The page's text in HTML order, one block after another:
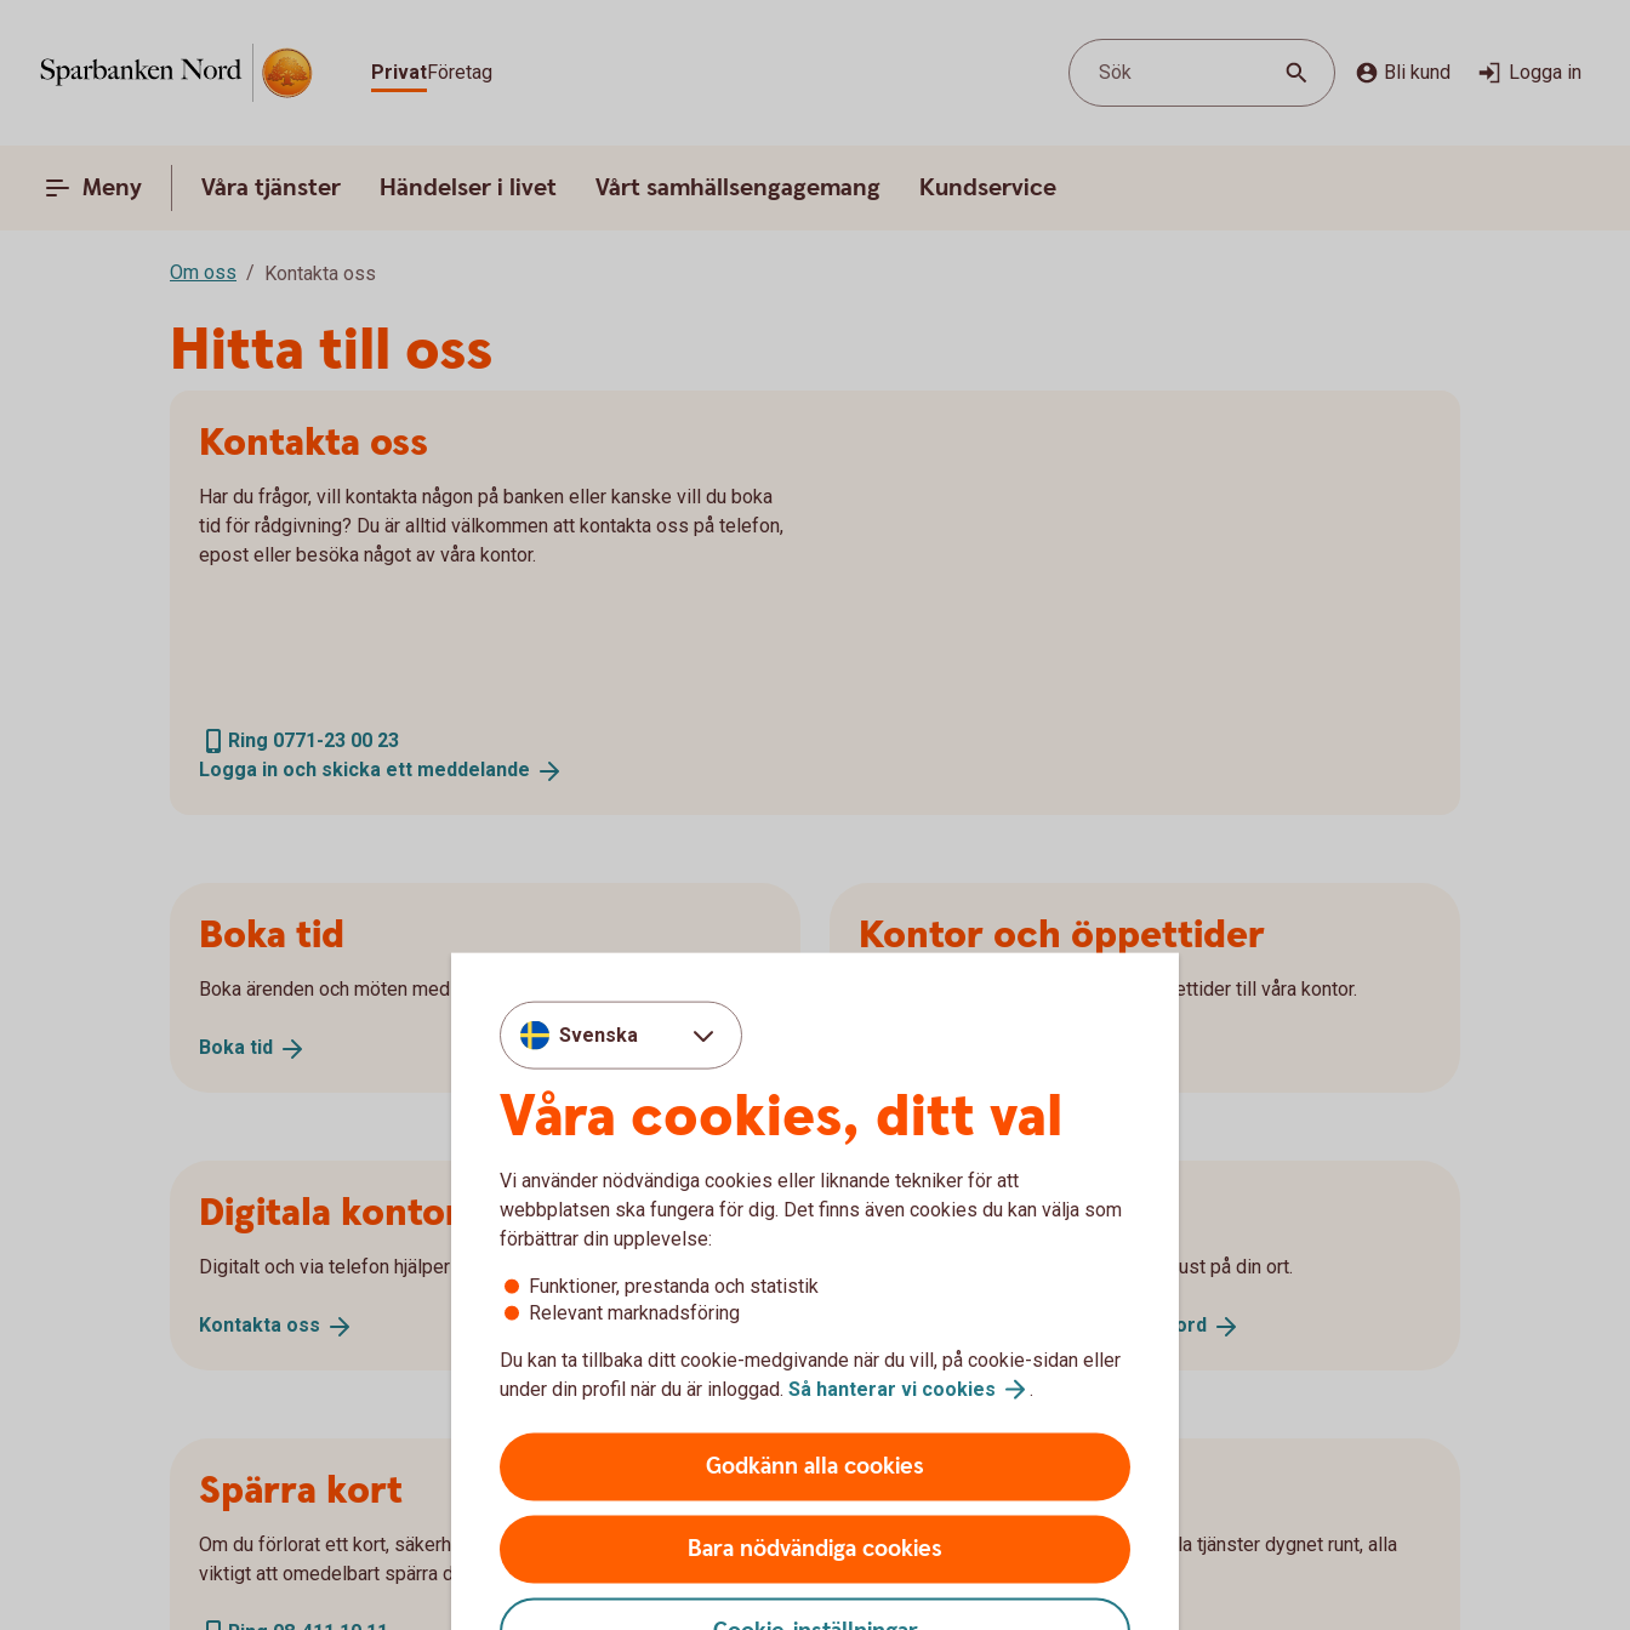
PrivatFöretag Sök Bli kund Logga in
Meny Våra tjänster Händelser i livet Vårt samhällsengagemang Kundservice
Om oss Kontakta oss
Hitta till oss
Kontakta oss
Har du frågor, vill kontakta någon på banken eller kanske vill du boka
tid för rådgivning? Du är alltid välkommen att kontakta oss på telefon,
epost eller besöka något av våra kontor.
Ring 0771-23 00 23
Logga in och skicka ett meddelande
Boka tid
Boka ärenden och möten med en rådgivare.
Boka tid
Digitala kontoret
Digitalt och via telefon hjälper vi dig precis där du är.
Kontakta oss
Spärra kort
Om du förlorat ett kort, säkerhetsdosan eller ditt BankID är det
viktigt att omedelbart spärra dessa.
Kontor och öppettider
Här hittar du adressuppgifter och öppettider till våra kontor.
Företag
Välkommen att kontakta en rådgivare just på din ort.
Nord
Digital support
Vi svarar på dina frågor om våra digitala tjänster dygnet runt, alla
Svenska
Våra cookies, ditt val
Vi använder nödvändiga cookies eller liknande tekniker för att
webbplatsen ska fungera för dig. Det finns även cookies du kan välja som
förbättrar din upplevelse:
Funktioner, prestanda och statistik
Relevant marknadsföring
Du kan ta tillbaka ditt cookie-medgivande när du vill, på cookie-sidan eller
under din profil när du är inloggad. Så hanterar vi cookies .
Godkänn alla cookies
Bara nödvändiga cookies